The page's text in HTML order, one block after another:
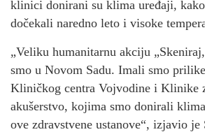
klinici donirani su klima uređaji,
dočekali naredno leto i visoke
„Veliku humanitarnu akciju
smo u Novom Sadu. Imali smo
Kliničkog centra Vojvodine i Klinike
akušerstvo, kojima smo donirali
ove zdravstvene ustanove“, izjavio je